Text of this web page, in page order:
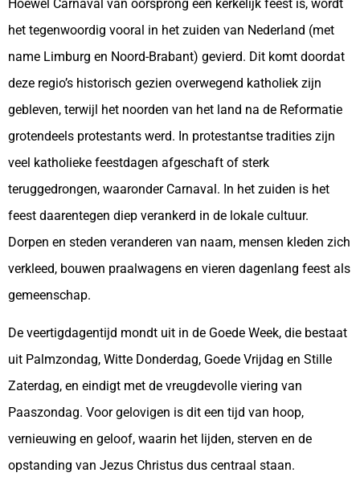
Hoewel Carnaval van oorsprong een kerkelijk feest is, wordt
het tegenwoordig vooral in het zuiden van Nederland (met
name Limburg en Noord-Brabant) gevierd. Dit komt doordat
deze regio’s historisch gezien overwegend katholiek zijn
gebleven, terwijl het noorden van het land na de Reformatie
grotendeels protestants werd. In protestantse tradities zijn
veel katholieke feestdagen afgeschaft of sterk
teruggedrongen, waaronder Carnaval. In het zuiden is het
feest daarentegen diep verankerd in de lokale cultuur.
Dorpen en steden veranderen van naam, mensen kleden zich
verkleed, bouwen praalwagens en vieren dagenlang feest als
gemeenschap.
De veertigdagentijd mondt uit in de Goede Week, die bestaat
uit Palmzondag, Witte Donderdag, Goede Vrijdag en Stille
Zaterdag, en eindigt met de vreugdevolle viering van
Paaszondag. Voor gelovigen is dit een tijd van hoop,
vernieuwing en geloof, waarin het lijden, sterven en de
opstanding van Jezus Christus dus centraal staan.